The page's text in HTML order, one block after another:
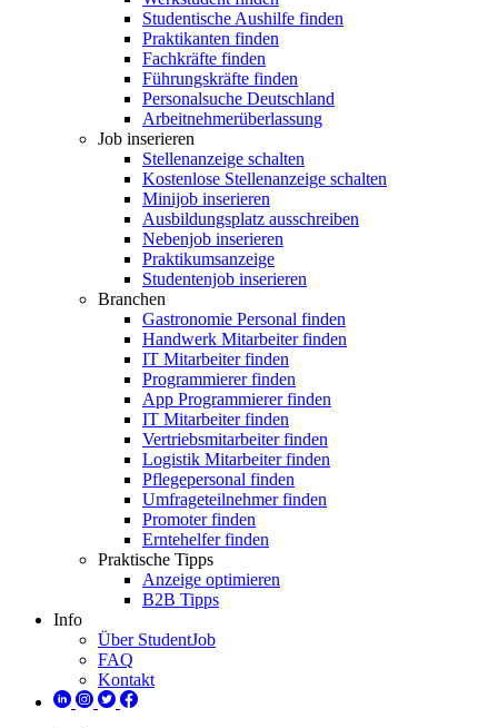
Studentische Aushilfe finden
Praktikanten finden
Fachkräfte finden
Führungskräfte finden
Personalsuche Deutschland
Arbeitnehmerüberlassung
Job inserieren
Stellenanzeige schalten
Kostenlose Stellenanzeige schalten
Minijob inserieren
Ausbildungsplatz ausschreiben
Nebenjob inserieren
Praktikumsanzeige
Studentenjob inserieren
Branchen
Gastronomie Personal finden
Handwerk Mitarbeiter finden
IT Mitarbeiter finden
Programmierer finden
App Programmierer finden
IT Mitarbeiter finden
Vertriebsmitarbeiter finden
Logistik Mitarbeiter finden
Pflegepersonal finden
Umfrageteilnehmer finden
Promoter finden
Erntehelfer finden
Praktische Tipps
Anzeige optimieren
B2B Tipps
Info
Über StudentJob
FAQ
Kontakt